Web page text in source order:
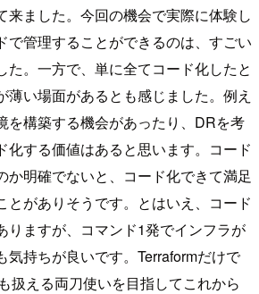
来ました。今回の機会で実際に体験し
で管理することができるのは、すごい
た。一方で、単に全てコード化したと
薄い場面があるとも感じました。例え
を構築する機会があったり、DRを考
化する価値はあると思います。コード
か明確でないと、コード化できて満足
とがありそうです。とはいえ、コード
りますが、コマンド1発でインフラが
気持ちが良いです。Terraformだけで
扱える両刀使いを目指してこれから